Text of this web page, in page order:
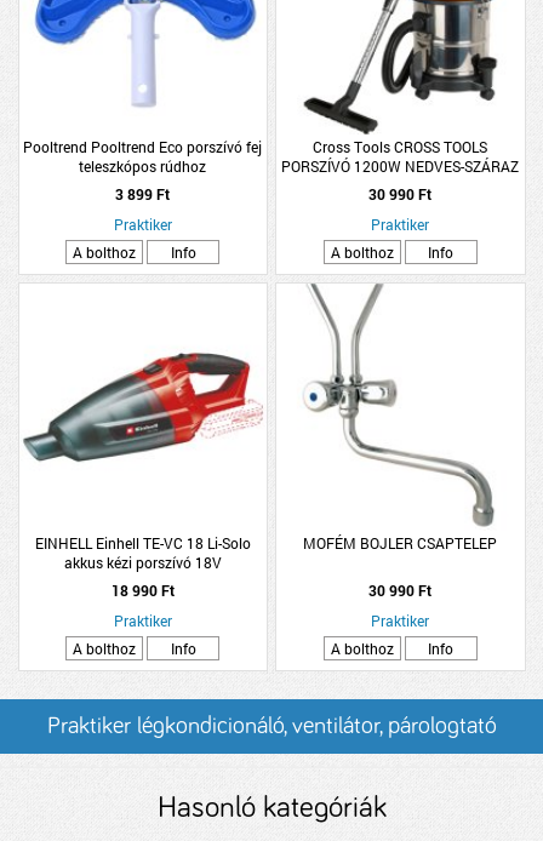
Pooltrend Pooltrend Eco porszívó fej
teleszkópos rúdhoz
3 899 Ft
Praktiker
A bolthoz
Info
Cross Tools CROSS TOOLS
PORSZÍVÓ 1200W NEDVES-SZÁRAZ
20L NTAS 1200
30 990 Ft
Praktiker
A bolthoz
Info
EINHELL Einhell TE-VC 18 Li-Solo
akkus kézi porszívó 18V
18 990 Ft
Praktiker
A bolthoz
Info
MOFÉM BOJLER CSAPTELEP
30 990 Ft
Praktiker
A bolthoz
Info
Praktiker légkondicionáló, ventilátor, párologtató
Hasonló kategóriák